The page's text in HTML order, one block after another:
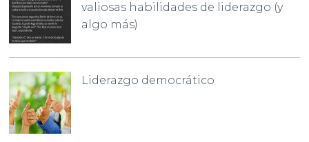
valiosas habilidades de liderazgo (y
algo más)
Liderazgo democrático